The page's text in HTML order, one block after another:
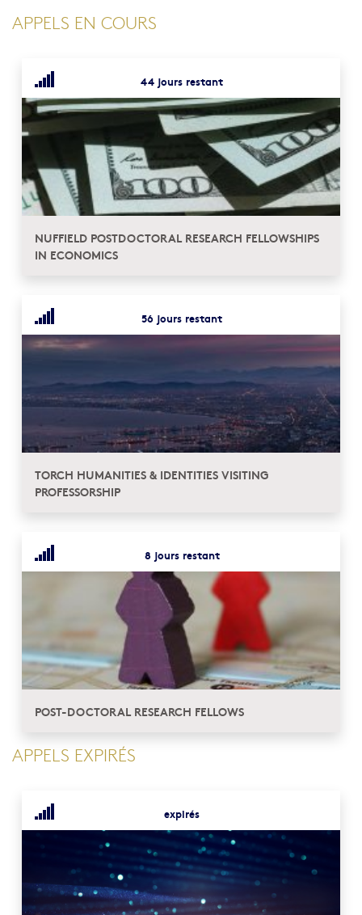
APPELS EN COURS
44 jours restant
NUFFIELD POSTDOCTORAL RESEARCH FELLOWSHIPS
IN ECONOMICS
56 jours restant
TORCH HUMANITIES & IDENTITIES VISITING
PROFESSORSHIP
8 jours restant
POST-DOCTORAL RESEARCH FELLOWS
APPELS EXPIRÉS
expirés